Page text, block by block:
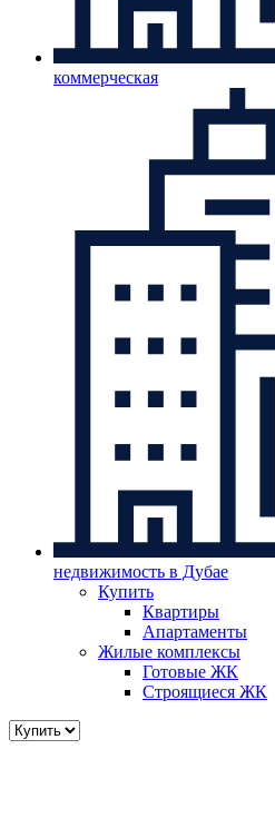
коммерческая
недвижимость в Дубае
Купить
Квартиры
Апартаменты
Жилые комплексы
Готовые ЖК
Строящиеся ЖК